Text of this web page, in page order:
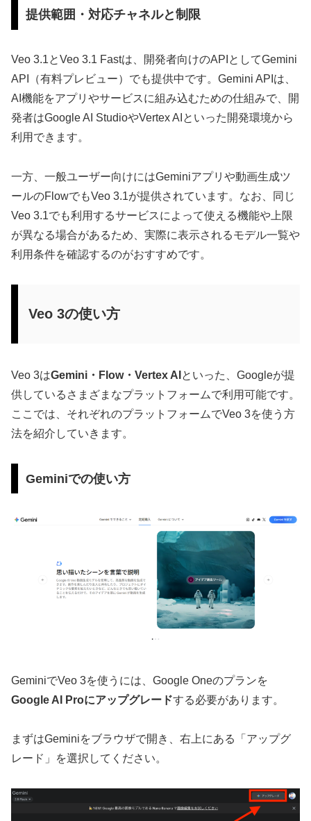
提供範囲・対応チャネルと制限
Veo 3.1とVeo 3.1 Fastは、開発者向けのAPIとしてGemini
API（有料プレビュー）でも提供中です。Gemini APIは、
AI機能をアプリやサービスに組み込むための仕組みで、開
発者はGoogle AI StudioやVertex AIといった開発環境から
利用できます。
一方、一般ユーザー向けにはGeminiアプリや動画生成ツ
ールのFlowでもVeo 3.1が提供されています。なお、同じ
Veo 3.1でも利用するサービスによって使える機能や上限
が異なる場合があるため、実際に表示されるモデル一覧や
利用条件を確認するのがおすすめです。
Veo 3の使い方
Veo 3はGemini・Flow・Vertex AI といった、Googleが提
供しているさまざまなプラットフォームで利用可能です。
ここでは、それぞれのプラットフォームでVeo 3を使う方
法を紹介していきます。
Geminiでの使い方
GeminiでVeo 3を使うには、Google Oneのプランを
Google AI Proにアップグレードする必要があります。
まずはGeminiをブラウザで開き、右上にある「アップグ
レード」を選択してください。